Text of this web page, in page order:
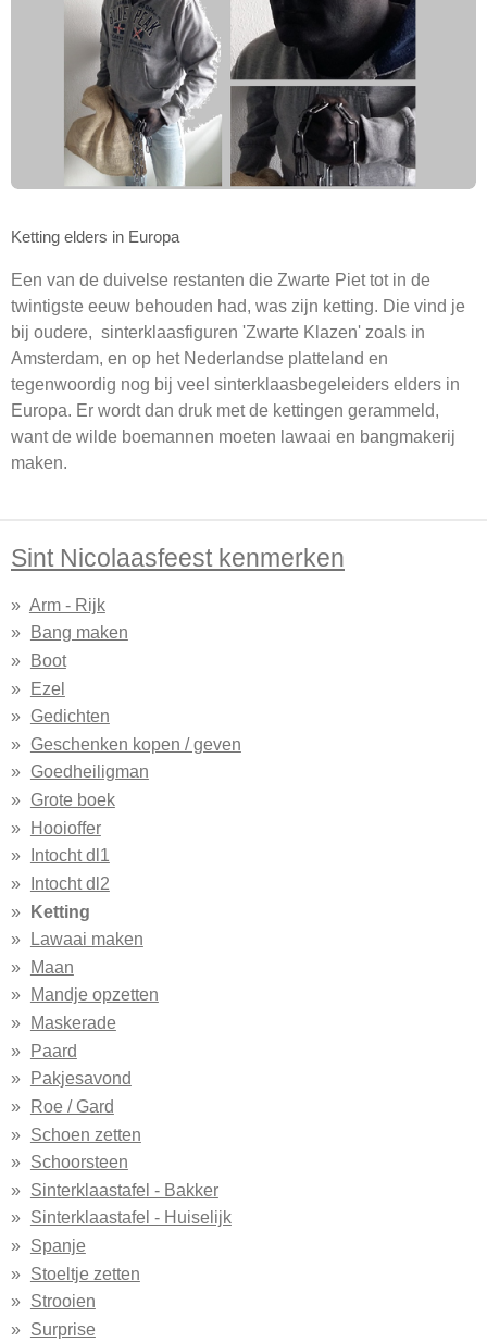
Ketting elders in Europa
Een van de duivelse restanten die Zwarte Piet tot in de
twintigste eeuw behouden had, was zijn ketting. Die vind je
bij oudere, sinterklaasfiguren 'Zwarte Klazen' zoals in
Amsterdam, en op het Nederlandse platteland en
tegenwoordig nog bij veel sinterklaasbegeleiders elders in
Europa. Er wordt dan druk met de kettingen gerammeld,
want de wilde boemannen moeten lawaai en bangmakerij
maken.
Sint Nicolaasfeest kenmerken
Arm - Rijk
Bang maken
Boot
Ezel
Gedichten
Geschenken kopen / geven
Goedheiligman
Grote boek
Hooioffer
Intocht dl1
Intocht dl2
Ketting
Lawaai maken
Maan
Mandje opzetten
Maskerade
Paard
Pakjesavond
Roe / Gard
Schoen zetten
Schoorsteen
Sinterklaastafel - Bakker
Sinterklaastafel - Huiselijk
Spanje
Stoeltje zetten
Strooien
Surprise